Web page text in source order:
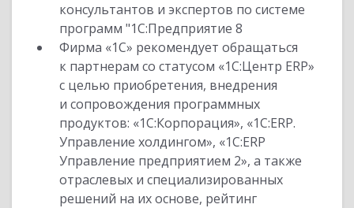
консультантов и экспертов по системе
программ "1С:Предприятие 8
Фирма «1С» рекомендует обращаться
к партнерам со статусом «1С:Центр ERP»
с целью приобретения, внедрения
и сопровождения программных
продуктов: «1С:Корпорация», «1С:ERP.
Управление холдингом», «1С:ERP
Управление предприятием 2», а также
отраслевых и специализированных
решений на их основе, рейтинг